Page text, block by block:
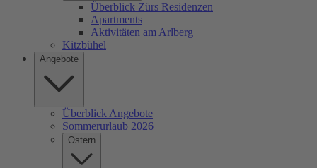
Überblick Zürs Residenzen
Apartments
Aktivitäten am Arlberg
Kitzbühel
Angebote
Überblick Angebote
Sommerurlaub 2026
Ostern